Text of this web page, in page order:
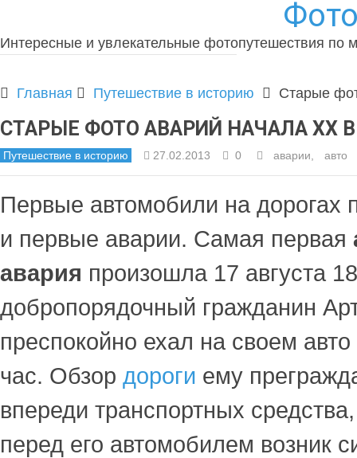
Интересные и увлекательные фотопутешествия по
Главная Путешествие в историю Старые
СТАРЫЕ ФОТО АВАРИЙ НАЧАЛА XX
Путешествие в историю 27.02.2013 0 аварии авто
Первые автомобили на дорогах
и первые аварии. Самая первая
авария произошла 17 августа
добропорядочный гражданин
преспокойно ехал на своем
час. Обзор дороги ему
впереди транспортных
перед его автомобилем возник